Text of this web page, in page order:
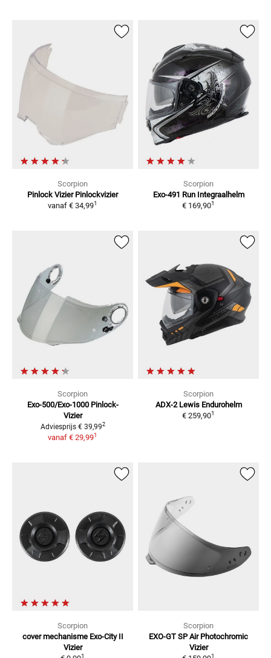
Scorpion
Pinlock Vizier Pinlockvizier
vanaf € 34,991
Scorpion
Exo-491 Run Integraalhelm
€ 169,901
Scorpion
Exo-500/Exo-1000 Pinlock-
Vizier
Adviesprijs € 39,992
vanaf € 29,991
Scorpion
ADX-2 Lewis Endurohelm
€ 259,901
Scorpion
cover mechanisme Exo-City II
Vizier
1
Scorpion
EXO-GT SP Air Photochromic
Vizier
1